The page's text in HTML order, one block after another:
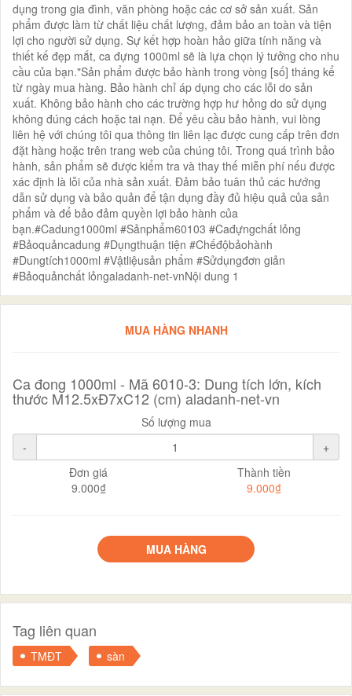
dụng trong gia đình, văn phòng hoặc các cơ sở sản xuất. Sản
phẩm được làm từ chất liệu chất lượng, đảm bảo an toàn và tiện
lợi cho người sử dụng. Sự kết hợp hoàn hảo giữa tính năng và
thiết kế đẹp mắt, ca đựng 1000ml sẽ là lựa chọn lý tưởng cho nhu
cầu của bạn."Sản phẩm được bảo hành trong vòng [số] tháng kể
từ ngày mua hàng. Bảo hành chỉ áp dụng cho các lỗi do sản
xuất. Không bảo hành cho các trường hợp hư hỏng do sử dụng
không đúng cách hoặc tai nạn. Để yêu cầu bảo hành, vui lòng
liên hệ với chúng tôi qua thông tin liên lạc được cung cấp trên đơn
đặt hàng hoặc trên trang web của chúng tôi. Trong quá trình bảo
hành, sản phẩm sẽ được kiểm tra và thay thế miễn phí nếu được
xác định là lỗi của nhà sản xuất. Đảm bảo tuân thủ các hướng
dẫn sử dụng và bảo quản để tận dụng đầy đủ hiệu quả của sản
phẩm và để bảo đảm quyền lợi bảo hành của
bạn.#Cadung1000ml #Sảnphẩm60103 #Cađựngchất lỏng
#Bảoquảncadung #Dụngthuận tiện #Chếđộbảohành
#Dungtích1000ml #Vậtliệusản phẩm #Sửdụngđơn giản
#Bảoquảnchất lỏngaladanh-net-vnNội dung 1
MUA HÀNG NHANH
Ca đong 1000ml - Mã 6010-3: Dung tích lớn, kích
thước M12.5xĐ7xC12 (cm) aladanh-net-vn
Số lượng mua
-
+
Đơn giá
9.000₫
Thành tiền
9.000₫
MUA HÀNG
Tag liên quan
TMĐT sàn